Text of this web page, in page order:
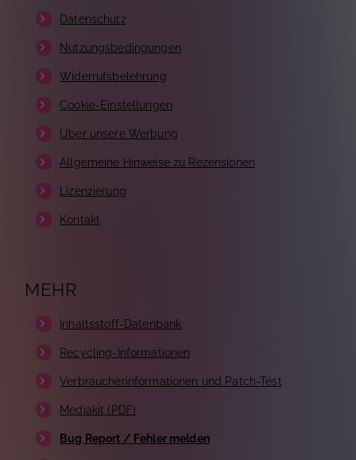
Datenschutz
Nutzungsbedingungen
Widerrufsbelehrung
Cookie-Einstellungen
Über unsere Werbung
Allgemeine Hinweise zu Rezensionen
Lizenzierung
Kontakt
MEHR
Inhaltsstoff-Datenbank
Recycling-Informationen
Verbraucherinformationen und Patch-Test
Mediakit (PDF)
Bug Report / Fehler melden